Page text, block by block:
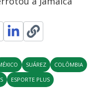
SUÁREZ
COLÔMBIA
ESPORTE PLUS